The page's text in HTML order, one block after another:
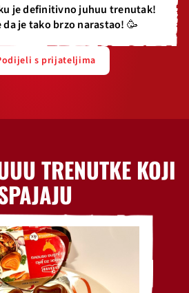
je definitivno juhuu trenutak!
da je tako brzo narastao! 🥳
s prijateljima
TRENUTKE KOJI